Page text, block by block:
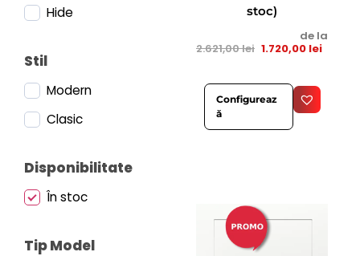
Hide
Stil
Modern
Clasic
Disponibilitate
În stoc
Tip Model
stoc)
de la
2.621,00lei 1.720,00 lei
Configureaz
ă